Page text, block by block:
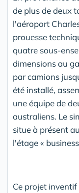
de plus de deux
l'aéroport
prouesse
quatre sous-
dimensions au
par camions
été installé,
une équipe de
australiens. Le
situe à présent
l'étage «
Ce projet